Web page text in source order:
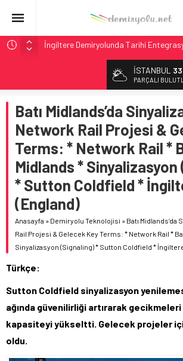
İngiltere Demiryolunda Tarihi
Malezya Havayolları, TGV ile 28
ÖBB ve RFI’dan Brenner’da 15 Günlük
Duruyor
NS, Temmuz 2026’dan İtibaren
Yasak, Ceza Yok
GB Railfreight İngiltere’de Lider, Class
İSTANBUL
PARÇALI
Batı Midlands’da
Network Rail Projesi &
Terms: * Network Rail *
Midlands *
* Sutton Coldfield *
(England)
Anasayfa » Demiryolu Teknolojisi » Batı
Rail Projesi & Gelecek Key Terms: * Network Rail *
Sinyalizasyon (Signaling) * Sutton Coldfield *
Türkçe:
Sutton Coldfield sinyalizasyon
ağında güvenilirliği artırarak gecikmeleri
kapasiteyi yükseltti. Gelecek projeler
oldu.